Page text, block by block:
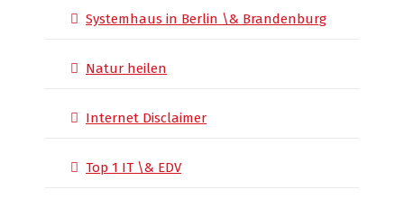
Systemhaus in Berlin \& Brandenburg
Natur heilen
Internet Disclaimer
Top 1 IT \& EDV